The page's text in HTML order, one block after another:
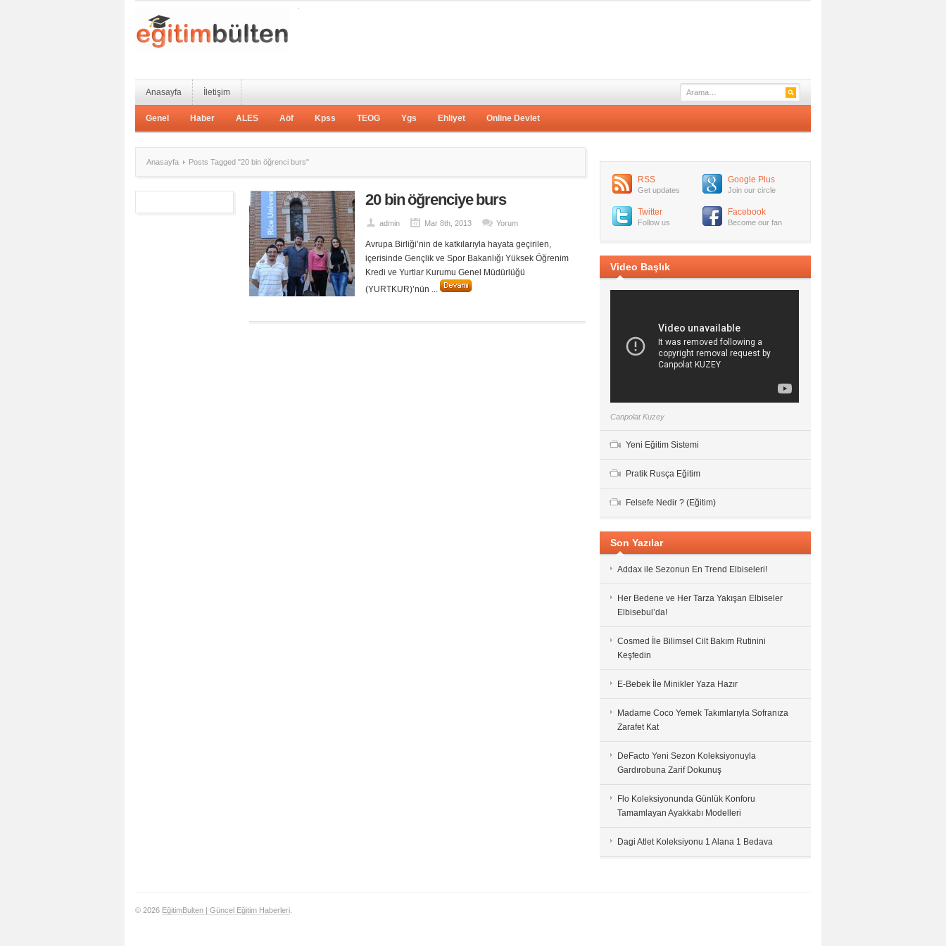
Anasayfa İletişim
Genel Haber ALES Aöf Kpss TEOG Ygs Ehliyet Online Devlet
Anasayfa Posts Tagged "20 bin öğrenci burs"
20 bin öğrenciye burs
admin Mar 8th, 2013 Yorum
Avrupa Birliği’nin de katkılarıyla hayata geçirilen,
içerisinde Gençlik ve Spor Bakanlığı Yüksek Öğrenim
Kredi ve Yurtlar Kurumu Genel Müdürlüğü
(YURTKUR)’nün ...
RSS
Get updates
Google Plus
Join our circle
Twitter
Follow us
Facebook
Become our fan
Video Başlık
Canpolat Kuzey
Yeni Eğitim Sistemi
Pratik Rusça Eğitim
Felsefe Nedir ? (Eğitim)
Son Yazılar
Addax ile Sezonun En Trend Elbiseleri!
Her Bedene ve Her Tarza Yakışan Elbiseler
Elbisebul’da!
Cosmed İle Bilimsel Cilt Bakım Rutinini
Keşfedin
E-Bebek İle Minikler Yaza Hazır
Madame Coco Yemek Takımlarıyla Sofranıza
Zarafet Kat
DeFacto Yeni Sezon Koleksiyonuyla
Gardırobuna Zarif Dokunuş
Flo Koleksiyonunda Günlük Konforu
Tamamlayan Ayakkabı Modelleri
Dagi Atlet Koleksiyonu 1 Alana 1 Bedava
© 2026 EğitimBulten | Güncel Eğitim Haberleri